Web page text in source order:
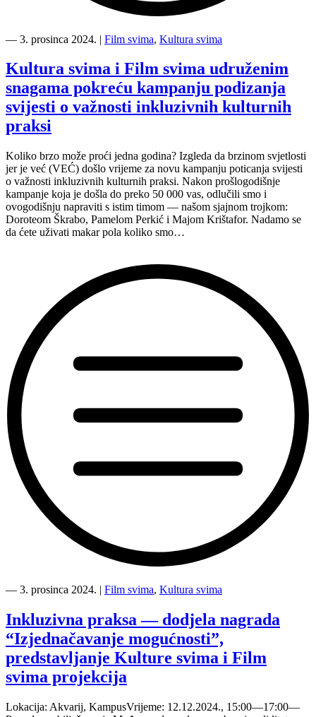
svima
Film
svima
@
Dodjela
nagrada
“Izjednačavanje
12.12.2024.”
― 3. prosinca 2024. | Film svima, Kultura svima
Kultura svima i Film svima udruženim
snagama pokreću kampanju podizanja
svijesti o važnosti inkluzivnih kulturnih
praksi
Koliko brzo može proći jedna godina? Izgleda da brzinom svjetlosti
jer je već (VEĆ) došlo vrijeme za novu kampanju poticanja svijesti
o važnosti inkluzivnih kulturnih praksi. Nakon prošlogodišnje
kampanje koja je došla do preko 50 000 vas, odlučili smo i
ovogodišnju napraviti s istim timom — našom sjajnom trojkom:
Doroteom Škrabo, Pamelom Perkić i Majom Krištafor. Nadamo se
da ćete uživati makar pola koliko smo…
svima
Film
svima
udruženim
snagama
pokreću
kampanju
svijesti
― 3. prosinca 2024. | Film svima, Kultura svima
Inkluzivna praksa — dodjela nagrada
“Izjednačavanje mogućnosti”,
predstavljanje Kulture svima i Film
svima projekcija
Lokacija: Akvarij, KampusVrijeme: 12.12.2024., 15:00—17:00—